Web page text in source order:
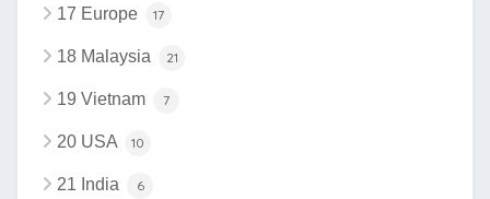
17 Europe 17
18 Malaysia 21
19 Vietnam 7
20 USA 10
21 India 6